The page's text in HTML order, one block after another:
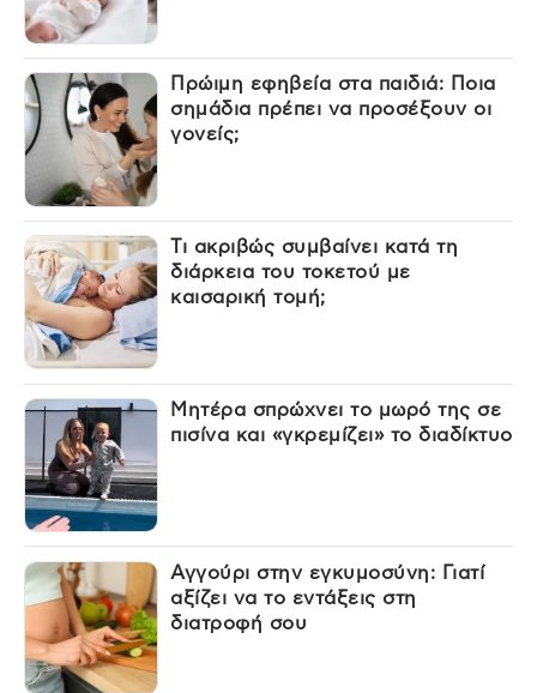
Πρώιμη εφηβεία στα παιδιά: Ποια
σημάδια πρέπει να προσέξουν οι
γονείς;
Τι ακριβώς συμβαίνει κατά τη
διάρκεια του τοκετού με
καισαρική τομή;
Μητέρα σπρώχνει το μωρό της σε
πισίνα και «γκρεμίζει» το διαδίκτυο
Αγγούρι στην εγκυμοσύνη: Γιατί
αξίζει να το εντάξεις στη
διατροφή σου